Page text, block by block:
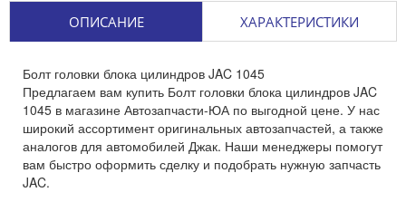
ОПИСАНИЕ ХАРАКТЕРИСТИКИ
Болт головки блока цилиндров JAC 1045
Предлагаем вам купить Болт головки блока цилиндров JAC
1045 в магазине Автозапчасти-ЮА по выгодной цене. У нас
широкий ассортимент оригинальных автозапчастей, а также
аналогов для автомобилей Джак. Наши менеджеры помогут
вам быстро оформить сделку и подобрать нужную запчасть
JAC.